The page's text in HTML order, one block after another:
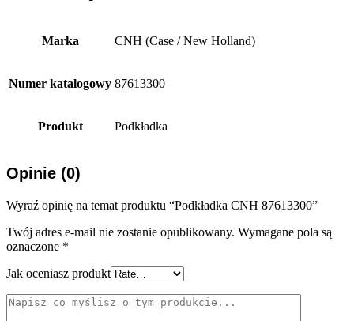
Marka CNH (Case / New Holland)
Numer katalogowy 87613300
Produkt Podkładka
Opinie (0)
Wyraź opinię na temat produktu “Podkładka CNH 87613300”
Twój adres e-mail nie zostanie opublikowany. Wymagane pola są
oznaczone *
Jak oceniasz produkt